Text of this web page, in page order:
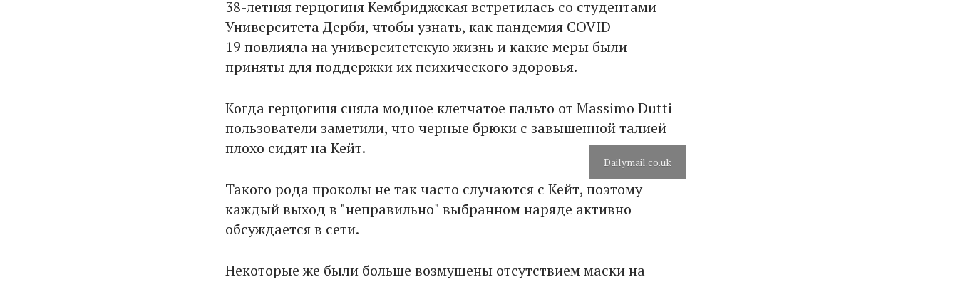
38-летняя герцогиня Кембриджская встретилась со студентами
Университета Дерби, чтобы узнать, как пандемия COVID-
19 повлияла на университетскую жизнь и какие меры были
приняты для поддержки их психического здоровья.
Когда герцогиня сняла модное клетчатое пальто от Massimo Dutti
пользователи заметили, что черные брюки с завышенной талией
плохо сидят на Кейт.
Dailymail.co.uk
Такого рода проколы не так часто случаются с Кейт, поэтому
каждый выход в "неправильно" выбранном наряде активно
обсуждается в сети.
Некоторые же были больше возмущены отсутствием маски на